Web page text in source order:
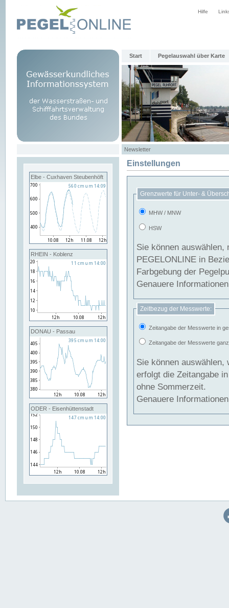
Hilfe
Start Pegelauswahl über Karte
Newsletter
Elbe - Cuxhaven Steubenhöft
RHEIN - Koblenz
DONAU - Passau
ODER - Eisenhüttenstadt
Einstellungen
Grenzwerte für Unter- &
MHW / MNW
HSW
Sie können
PEGELONLINE in Beziehung
Farbgebung der
Genauere
Zeitbezug der Messwerte:
Zeitangabe der Messwerte in
Zeitangabe der Messwerte
Sie können auswählen,
erfolgt die Zeitangabe
ohne Sommerzeit.
Genauere